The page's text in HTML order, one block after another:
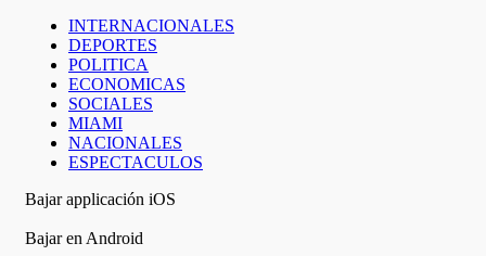
INTERNACIONALES
DEPORTES
POLITICA
ECONOMICAS
SOCIALES
MIAMI
NACIONALES
ESPECTACULOS
Bajar applicación iOS
Bajar en Android